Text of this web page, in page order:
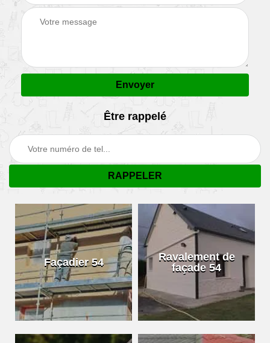
Être rappelé
Façadier 54
Ravalement de
façade 54